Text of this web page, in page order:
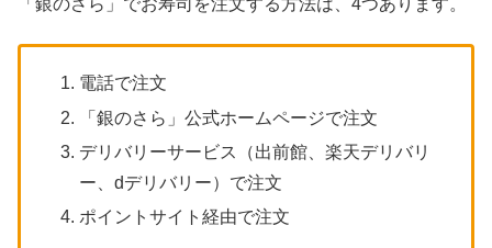
電話で注文
「銀のさら」公式ホームページで注文
デリバリーサービス（出前館、楽天デリバリ
ー、dデリバリー）で注文
ポイントサイト経由で注文